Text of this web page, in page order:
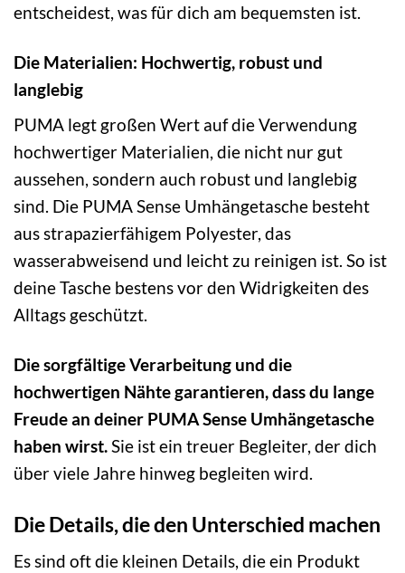
entscheidest, was für dich am bequemsten ist.
Die Materialien: Hochwertig, robust und
langlebig
PUMA legt großen Wert auf die Verwendung
hochwertiger Materialien, die nicht nur gut
aussehen, sondern auch robust und langlebig
sind. Die PUMA Sense Umhängetasche besteht
aus strapazierfähigem Polyester, das
wasserabweisend und leicht zu reinigen ist. So ist
deine Tasche bestens vor den Widrigkeiten des
Alltags geschützt.
Die sorgfältige Verarbeitung und die
hochwertigen Nähte garantieren, dass du lange
Freude an deiner PUMA Sense Umhängetasche
haben wirst.Sie ist ein treuer Begleiter, der dich
über viele Jahre hinweg begleiten wird.
Die Details, die den Unterschied machen
Es sind oft die kleinen Details, die ein Produkt